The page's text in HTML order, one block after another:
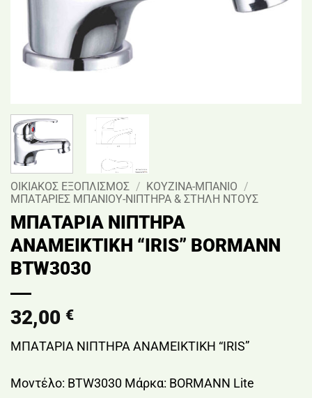
ΟΙΚΙΑΚΟΣ ΕΞΟΠΛΙΣΜΟΣ / ΚΟΥΖΙΝΑ-ΜΠΑΝΙΟ /
ΜΠΑΤΑΡΙΕΣ ΜΠΑΝΙΟΥ-ΝΙΠΤΗΡΑ & ΣΤΗΛΗ ΝΤΟΥΣ
ΜΠΑΤΑΡΙΑ ΝΙΠΤΗΡΑ
ΑΝΑΜΕΙΚΤΙΚΗ “IRIS” BORMANN
BTW3030
32,00 €
ΜΠΑΤΑΡΙΑ ΝΙΠΤΗΡΑ ΑΝΑΜΕΙΚΤΙΚΗ “IRIS”
Μοντέλο: BTW3030 Μάρκα: BORMANN Lite